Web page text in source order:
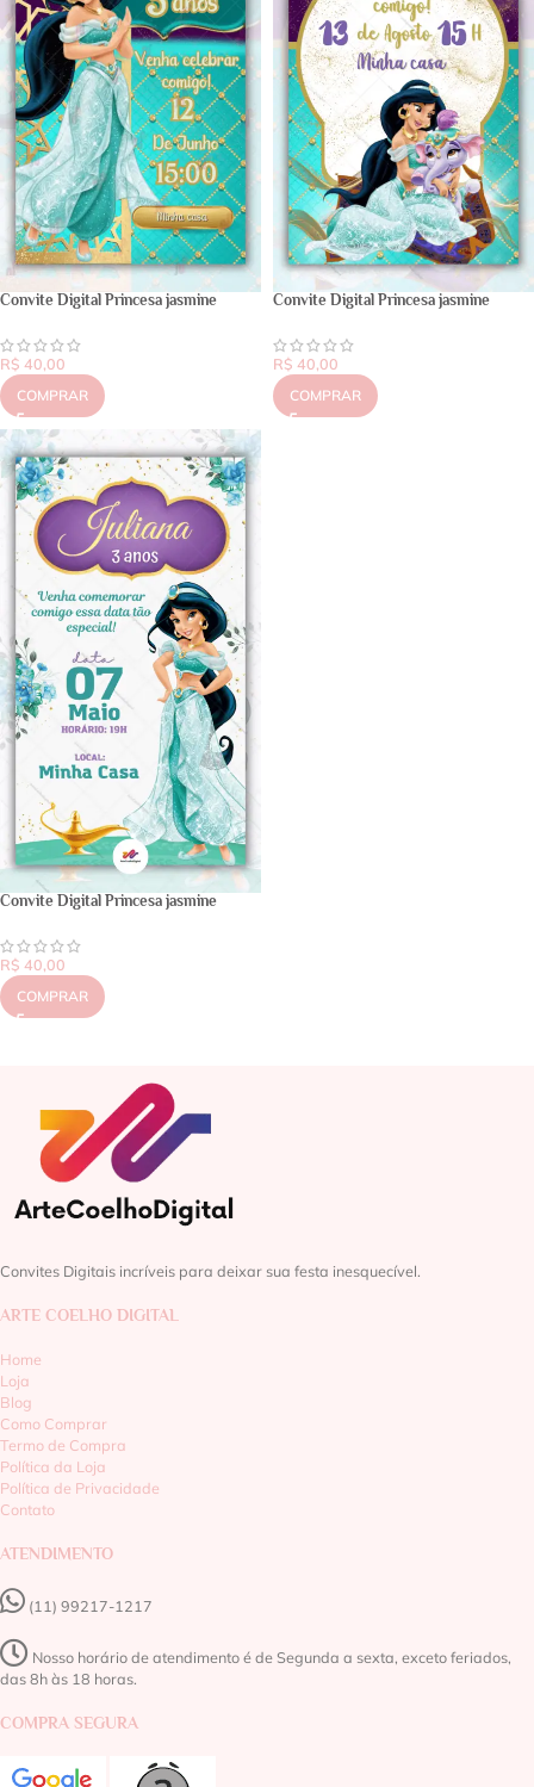
Convite Digital Princesa jasmine
R$ 40,00
COMPRAR
Convite Digital Princesa jasmine
R$ 40,00
COMPRAR
Convite Digital Princesa jasmine
R$ 40,00
COMPRAR
Convites Digitais incríveis para deixar sua festa inesquecível.
ARTE COELHO DIGITAL
Home
Loja
Blog
Como Comprar
Termo de Compra
Política da Loja
Política de Privacidade
Contato
ATENDIMENTO
(11) 99217-1217‬
Nosso horário de atendimento é de Segunda a sexta, exceto feriados,
das 8h às 18 horas.
COMPRA SEGURA